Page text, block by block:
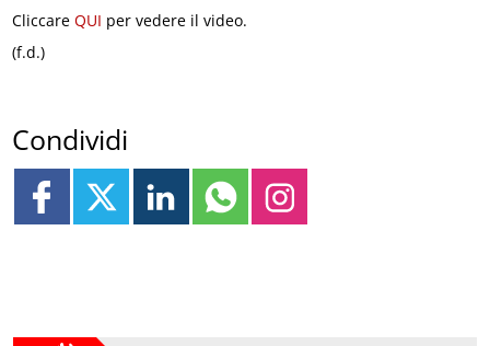
CliccareQUI per vedere il video.
(f.d.)
Condividi